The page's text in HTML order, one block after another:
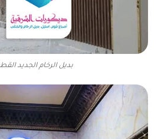
بديل الرخام الجديد